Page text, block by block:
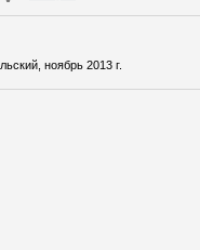
ноябрь 2013 г.